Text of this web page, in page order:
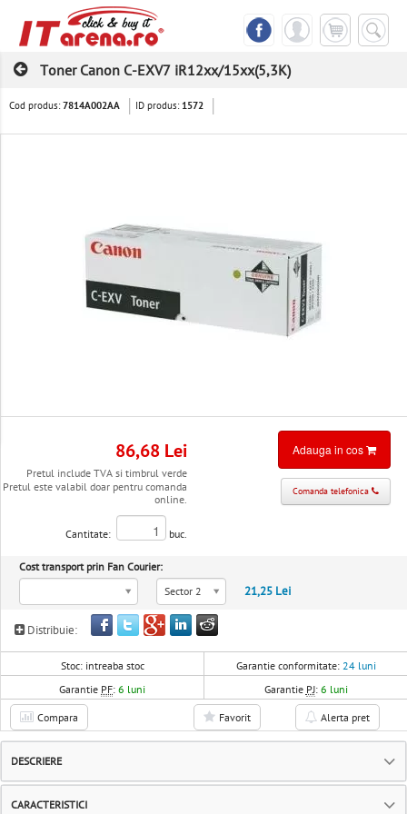
Toner Canon C-EXV7 iR12xx/15xx(5,3K)
Cod produs:7814A002AA ID produs: 1572
86,68 Lei
Pretul include TVA si timbrul verde
Pretul este valabil doar pentru comanda
online.
Cantitate: buc.
Adauga in cos
Comanda telefonica
Cost transport prin Fan Courier:
Sector 2
21,25 Lei
Distribuie:
Stoc: intreaba stoc Garantie conformitate: 24 luni
Garantie PF:6 luni Garantie PJ: 6 luni
Compara Favorit Alerta pret
DESCRIERE
CARACTERISTICI